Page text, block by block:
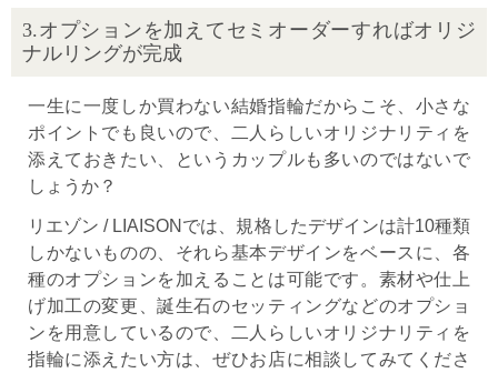
3.オプションを加えてセミオーダーすればオリジ
ナルリングが完成
一生に一度しか買わない結婚指輪だからこそ、小さな
ポイントでも良いので、二人らしいオリジナリティを
添えておきたい、というカップルも多いのではないで
しょうか？
リエゾン / LIAISONでは、規格したデザインは計10種類
しかないものの、それら基本デザインをベースに、各
種のオプションを加えることは可能です。素材や仕上
げ加工の変更、誕生石のセッティングなどのオプショ
ンを用意しているので、二人らしいオリジナリティを
指輪に添えたい方は、ぜひお店に相談してみてくださ